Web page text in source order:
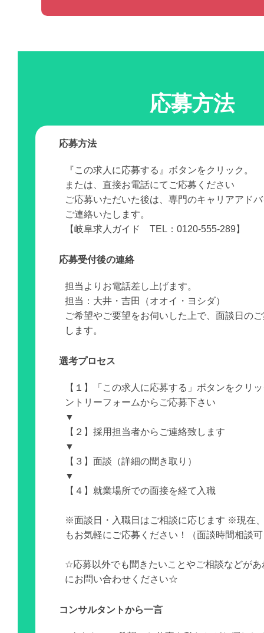
応募方法
応募方法
『この求人に応募する』ボタンをクリック。
または、直接お電話にてご応募ください
ご応募いただいた後は、専門のキャリアアド
ご連絡いたします。
【岐阜求人ガイド TEL：0120-555-289】
応募受付後の連絡
担当よりお電話差し上げます。
担当：大井・吉田（オオイ・ヨシダ）
ご希望やご要望をお伺いした上で、面談日の
します。
選考プロセス
【１】「この求人に応募する」ボタンをクリ
ントリーフォームからご応募下さい
▼
【２】採用担当者からご連絡致します
▼
【３】面談（詳細の聞き取り）
▼
【４】就業場所での面接を経て入職
※面談日・入職日はご相談に応じます ※現在
もお気軽にご応募ください！（面談時間相談
☆応募以外でも聞きたいことやご相談などがあ
にお問い合わせください☆
コンサルタントから一言